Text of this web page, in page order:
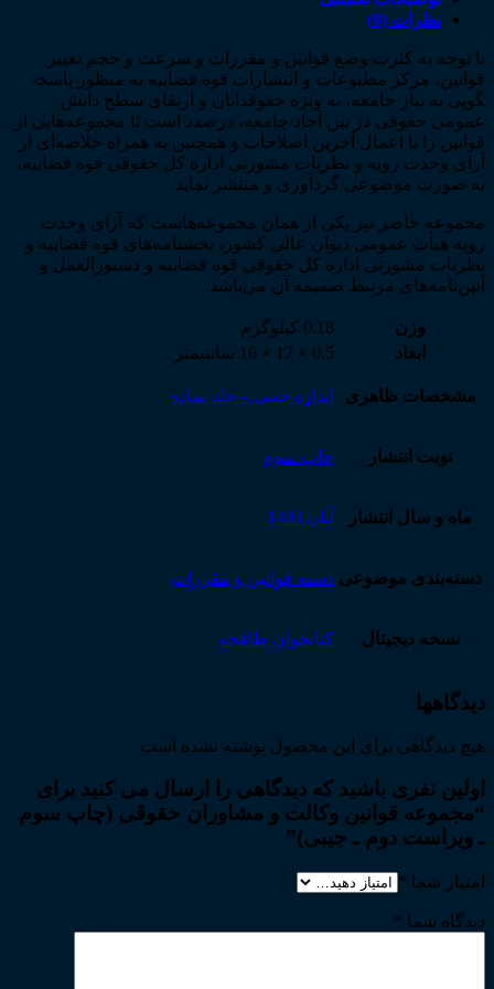
ویراست
ـ
جیبی)
عدد
نظرات (0)
با توجه به کثرت وضع قوانین و مقررات و سرعت و حجم تغییر
قوانین، مرکز مطبوعات و انتشارات قوه قضاییه به منظور پاسخ­
گویی به نیاز جامعه، به ویژه حقوقدانان و ارتقای سطح دانش
عمومی حقوقی در بین آحاد جامعه، درصدد است تا مجموعه­‌هایی از
قوانین را با اعمال آخرین اصلاحات و همچنین به همراه خلاصه‌­ای از
آرای وحدت رویه و نظریات مشورتی اداره کل حقوقی قوه قضاییه،
به صورت موضوعی گردآوری و منتشر نماید.
مجموعه حاضر نیز یکی از همان مجموعه­‌هاست که آرای وحدت
رویه هیأت عمومی دیوان عالی کشور، بخشنامه­‌های قوه قضاییه و
نظریات مشورتی اداره کل حقوقی قوه قضاییه و دستورالعمل و
آیین‌­نامه‌­های مرتبط ضمیمه آن می‌­باشد.
وزن
0.18 کیلوگرم
ابعاد
0.5 × 12 × 16 سانتیمتر
مشخصات ظاهری اندازه جیبی – جلد ساده
نوبت انتشار چاپ سوم
ماه و سال انتشار آبان 1403
دسته‌بندی موضوعی دسته قوانین و مقررات
نسخه دیجیتال کتابخوان طاقچه
دیدگاهها
هیچ دیدگاهی برای این محصول نوشته نشده است.
اولین نفری باشید که دیدگاهی را ارسال می کنید برای
“مجموعه قوانین وکالت و مشاوران حقوقی (چاپ سوم
ـ ویراست دوم ـ جیبی)”
امتیاز شما *
دیدگاه شما *